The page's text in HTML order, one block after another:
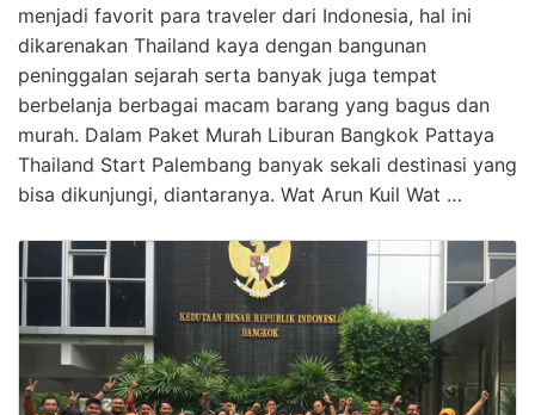
menjadi favorit para traveler dari Indonesia, hal ini
dikarenakan Thailand kaya dengan bangunan
peninggalan sejarah serta banyak juga tempat
berbelanja berbagai macam barang yang bagus dan
murah. Dalam Paket Murah Liburan Bangkok Pattaya
Thailand Start Palembang banyak sekali destinasi yang
bisa dikunjungi, diantaranya. Wat Arun Kuil Wat …